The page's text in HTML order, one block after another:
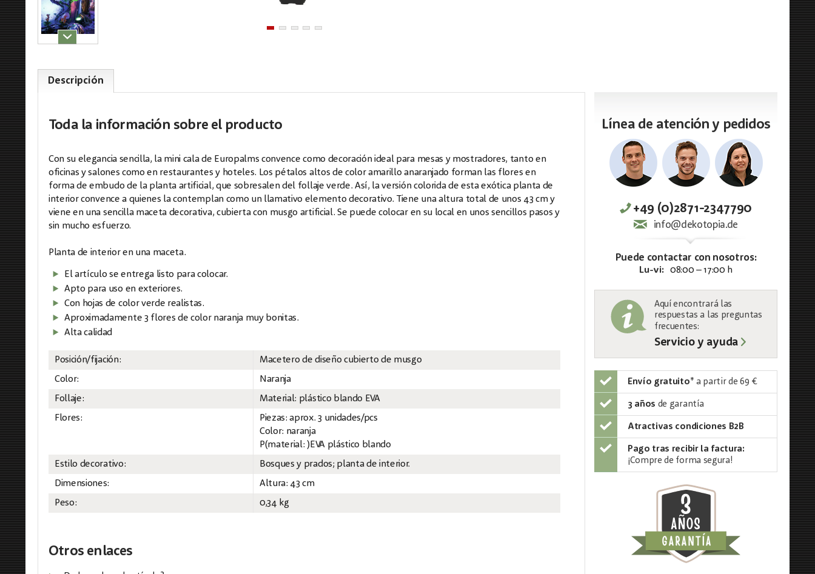
Descripción
Toda la información sobre el producto
Con su elegancia sencilla, la mini cala de Europalms convence como decoración ideal para mesas y mostradores, tanto en
oficinas y salones como en restaurantes y hoteles. Los pétalos altos de color amarillo anaranjado forman las flores en
forma de embudo de la planta artificial, que sobresalen del follaje verde. Así, la versión colorida de esta exótica planta de
interior convence a quienes la contemplan como un llamativo elemento decorativo. Tiene una altura total de unos 43 cm y
viene en una sencilla maceta decorativa, cubierta con musgo artificial. Se puede colocar en su local en unos sencillos pasos y
sin mucho esfuerzo.
Planta de interior en una maceta.
El artículo se entrega listo para colocar.
Apto para uso en exteriores.
Con hojas de color verde realistas.
Aproximadamente 3 flores de color naranja muy bonitas.
Alta calidad
Posición/fijación:
Macetero de diseño cubierto de musgo
Color:
Naranja
Follaje:
Material: plástico blando EVA
Flores:
Piezas: aprox. 3 unidades/pcs
Color: naranja
P(material: )EVA plástico blando
Estilo decorativo:
Bosques y prados; planta de interior.
Dimensiones:
Altura: 43 cm
Peso:
0,34 kg
Otros enlaces
Línea de atención y pedidos
+49 (0)2871-2347790
info@dekotopia.de
Puede contactar con nosotros:
Lu-vi: 08:00 – 17:00 h
Aquí encontrará las
respuestas a las preguntas
frecuentes:
Servicio y ayuda
Envío gratuito* a partir de 69 €
3 años de garantía
Atractivas condiciones B2B
Pago tras recibir la factura:
¡Compre de forma segura!